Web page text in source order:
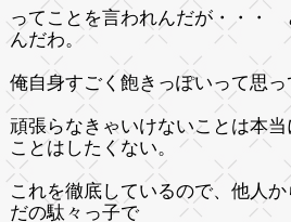
ってことを言われんだが・・・
んだわ。
俺自身すごく飽きっぽいって思っ
頑張らなきゃいけないことは本
ことはしたくない。
これを徹底しているので、他人
だの駄々っ子で